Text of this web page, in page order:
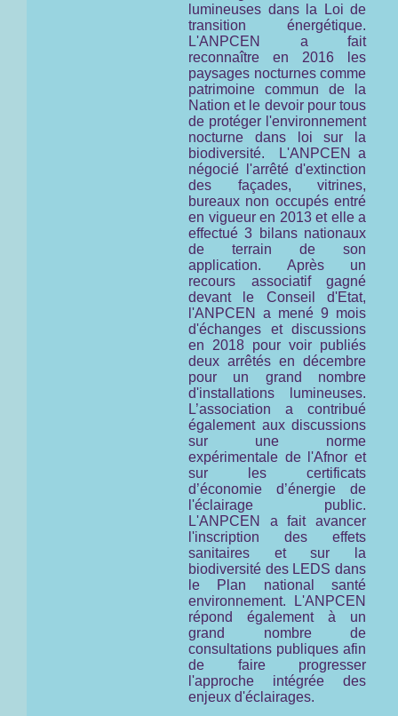
lumineuses dans la Loi de
transition énergétique.
L'ANPCEN a fait
reconnaître en 2016 les
paysages nocturnes comme
patrimoine commun de la
Nation et le devoir pour tous
de protéger l'environnement
nocturne dans loi sur la
biodiversité.
L'ANPCEN a
négocié l'arrêté d'extinction
des façades, vitrines,
bureaux non occupés entré
en vigueur en 2013 et elle a
effectué 3 bilans nationaux
de terrain de son
application. Après un
recours associatif gagné
devant le Conseil d'Etat,
l'ANPCEN a mené 9 mois
d'échanges et discussions
en 2018 pour voir publiés
deux arrêtés en décembre
pour un grand nombre
d'installations lumineuses.
L’association a contribué
également aux discussions
sur une norme
expérimentale de l'Afnor et
sur les certificats
d’économie d’énergie de
l'éclairage public.
L'ANPCEN a fait avancer
l'inscription des effets
sanitaires et sur la
biodiversité des LEDS dans
le Plan national santé
environnement. L'ANPCEN
répond également à un
grand nombre de
consultations publiques afin
de faire progresser
l'approche intégrée des
enjeux d'éclairages.